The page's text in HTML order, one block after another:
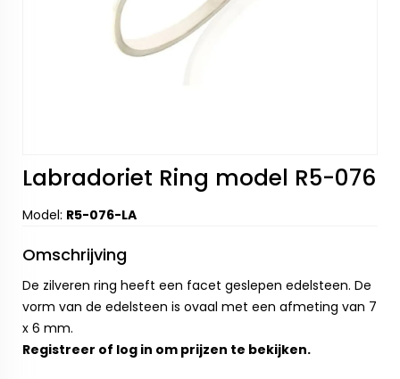
Labradoriet Ring model R5-076
Model: R5-076-LA
Omschrijving
De zilveren ring heeft een facet geslepen edelsteen. De
vorm van de edelsteen is ovaal met een afmeting van 7
x 6 mm.
Registreer of log in om prijzen te bekijken.